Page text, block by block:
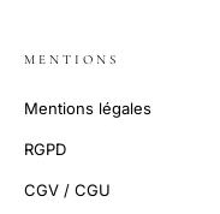
MENTIONS
Mentions légales
RGPD
CGV / CGU